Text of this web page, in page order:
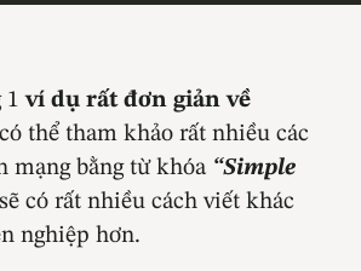
1ví dụ rất đơn giản về
thể tham khảo rất nhiều các
mạng bằng từ khóa “Simple
có rất nhiều cách viết khác
nghiệp hơn.